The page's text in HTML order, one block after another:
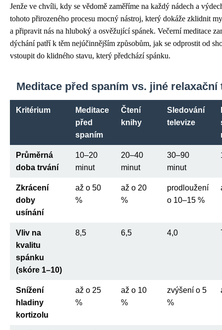
Jenže ve chvíli, kdy se vědomě zaměříme na každý nádech a
tohoto přirozeného procesu mocný nástroj, který dokáže zklidnit
a připravit nás na hluboký a osvěžující spánek. Večerní meditace
dýchání patří k těm nejúčinnějším způsobům, jak se odprostit od
vstoupit do klidného stavu, který předchází spánku.
Meditace před spaním vs. jiné relaxační
Kritérium
Meditace
před
spaním
Čtení
knihy
Sledování
televize
Průměrná
doba trvání
10–20
minut
20–40
minut
30–90
minut
Zkrácení
doby
usínání
až o 50
%
až o 20
%
prodloužení
o 10–15 %
Vliv na
kvalitu
spánku
(skóre 1–10)
8,5 6,5 4,0
Snížení
hladiny
kortizolu
až o 25
%
až o 10
%
zvýšení o 5
%